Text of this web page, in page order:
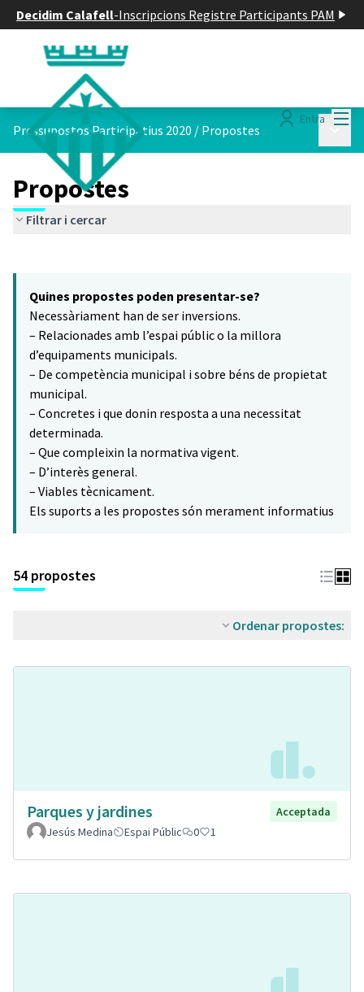
Decidim Calafell-Inscripcions Registre Participants PAM
Entra
Pressupostos Participatius 2020 / Propostes
Propostes
Filtrar i cercar
−
Quines propostes poden presentar-se?
Necessàriament han de ser inversions.
– Relacionades amb l’espai públic o la millora
d’equipaments municipals.
– De competència municipal i sobre béns de propietat
municipal.
– Concretes i que donin resposta a una necessitat
determinada.
– Que compleixin la normativa vigent.
– D’interès general.
– Viables tècnicament.
Els suports a les propostes són merament informatius
54 propostes
Ordenar propostes:
Parques y jardines
Acceptada
Jesús Medina
Espai Públic 0 1